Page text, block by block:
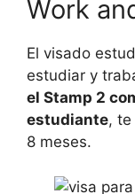
Work
El visado
estudiar y
el Stamp 2
estudiante, te
8 meses.